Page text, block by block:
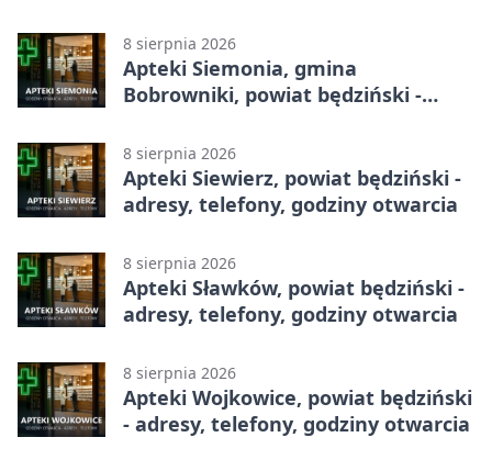
8 sierpnia 2026
Apteki Siemonia, gmina
Bobrowniki, powiat będziński -
8 sierpnia 2026
Apteki Siewierz, powiat będziński -
adresy, telefony, godziny otwarcia
8 sierpnia 2026
Apteki Sławków, powiat będziński -
adresy, telefony, godziny otwarcia
8 sierpnia 2026
Apteki Wojkowice, powiat będziński
- adresy, telefony, godziny otwarcia